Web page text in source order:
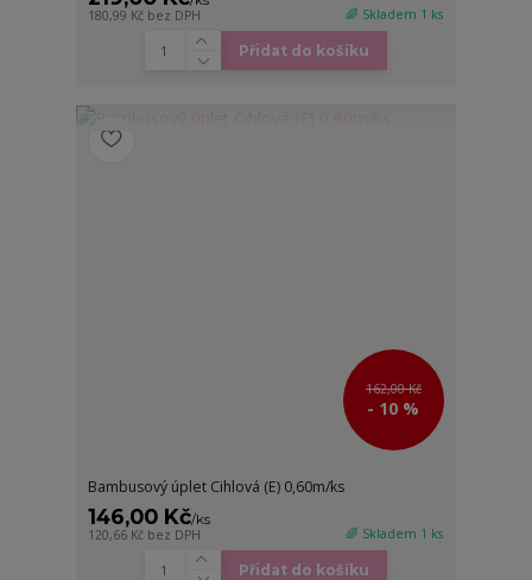
180,99 Kč bez DPH 🌈 Skladem 1 ks
Přidat do košíku
162,00 Kč
- 10 %
Bambusový úplet Cihlová (E) 0,60m/ks
146,00 Kč/ks
120,66 Kč bez DPH 🌈 Skladem 1 ks
Přidat do košíku